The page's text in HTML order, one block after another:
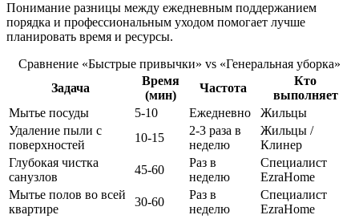
Понимание разницы между ежедневным поддержанием
порядка и профессиональным уходом помогает лучше
планировать время и ресурсы.
Сравнение «Быстрые привычки» vs «Генеральная уборка»
Задача
Время
(мин)
Частота
Кто
выполняет
Мытье посуды
5-10 Ежедневно
Жильцы
Удаление пыли с
поверхностей
10-15
2-3 раза в
неделю
Жильцы /
Клинер
Глубокая чистка
санузлов
45-60
Раз в
неделю
Специалист
EzraHome
Мытье полов во всей
квартире
30-60
Раз в
неделю
Специалист
EzraHome